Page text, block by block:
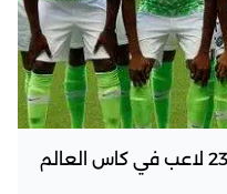
رسمياً : قائمة منتخب نيجيريا الـ23 لاعب في كاس العالم